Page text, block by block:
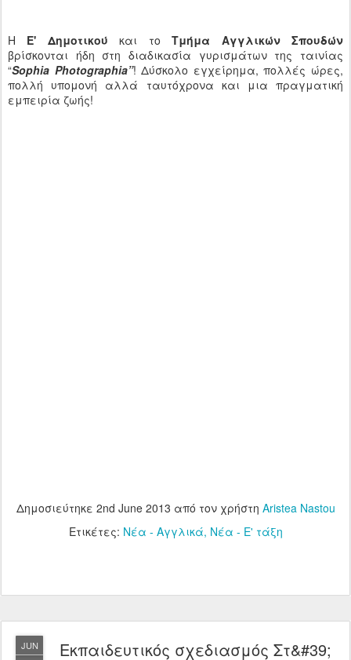
Η Ε' Δημοτικού και τοΤμήμα Αγγλικών Σπουδών
βρίσκονται ήδη στη διαδικασία γυρισμάτων της ταινίας
“Sophia Photographia”! Δύσκολο εγχείρημα, πολλές ώρες,
πολλή υπομονή αλλά ταυτόχρονα και μια πραγματική
εμπειρία ζωής!
Δημοσιεύτηκε 2nd June 2013 από τον χρήστη Aristea Nastou
Ετικέτες: Νέα - Αγγλικά Νέα - Ε' τάξη
JUN Εκπαιδευτικός σχεδιασμός Στ&#39;